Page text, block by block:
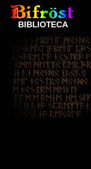
BIBLIOTECA